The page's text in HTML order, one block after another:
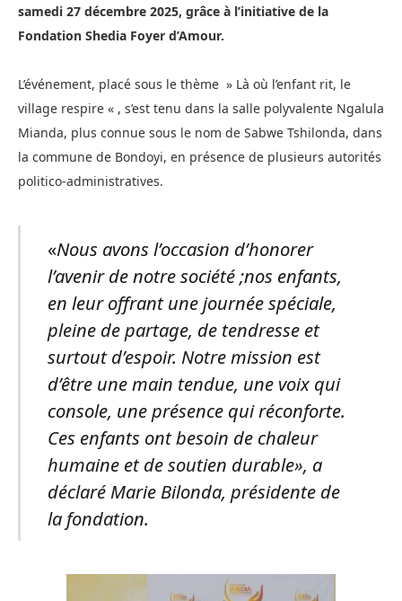
samedi 27 décembre 2025, grâce à l’initiative de la
Fondation Shedia Foyer d’Amour.
L’événement, placé sous le thème » Là où l’enfant rit, le
village respire « , s’est tenu dans la salle polyvalente Ngalula
Mianda, plus connue sous le nom de Sabwe Tshilonda, dans
la commune de Bondoyi, en présence de plusieurs autorités
politico-administratives.
«Nous avons l’occasion d’honorer
l’avenir de notre société ;nos enfants,
en leur offrant une journée spéciale,
pleine de partage, de tendresse et
surtout d’espoir. Notre mission est
d’être une main tendue, une voix qui
console, une présence qui réconforte.
Ces enfants ont besoin de chaleur
humaine et de soutien durable», a
déclaré Marie Bilonda, présidente de
la fondation.